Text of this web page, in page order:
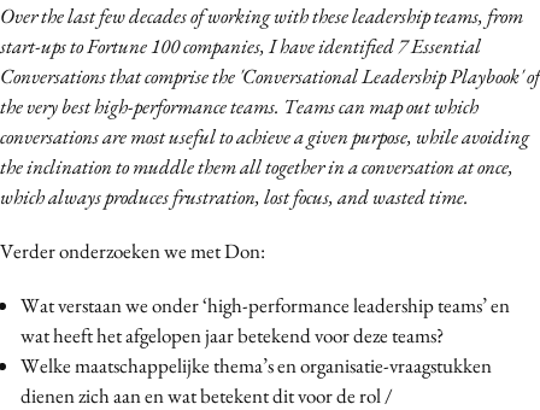
Over the last few decades of working with these leadership teams, from
start-ups to Fortune 100 companies, I have identified 7 Essential
Conversations that comprise the 'Conversational Leadership Playbook' of
the very best high-performance teams. Teams can map out which
conversations are most useful to achieve a given purpose, while avoiding
the inclination to muddle them all together in a conversation at once,
which always produces frustration, lost focus, and wasted time.
Verder onderzoeken we met Don:
Wat verstaan we onder ‘high-performance leadership teams’ en
wat heeft het afgelopen jaar betekend voor deze teams?
Welke maatschappelijke thema’s en organisatie-vraagstukken
dienen zich aan en wat betekent dit voor de rol /